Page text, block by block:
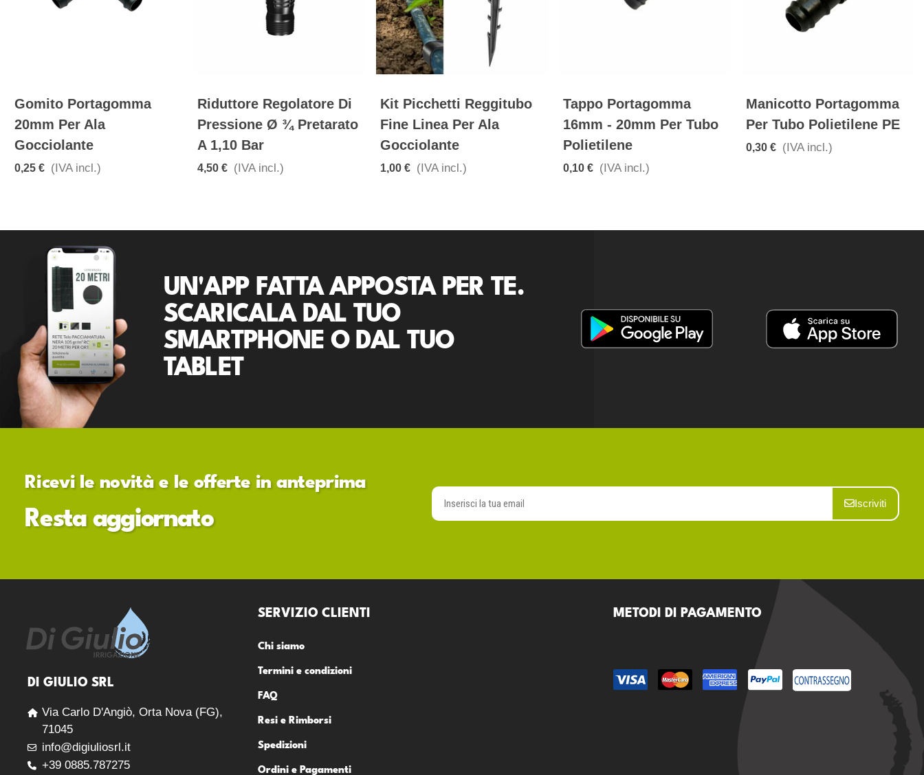
Gomito Portagomma
20mm Per Ala
Gocciolante
0,25 € (IVA incl.)
Riduttore Regolatore Di
Pressione Ø ¾ Pretarato
A 1,10 Bar
4,50 € (IVA incl.)
Kit Picchetti Reggitubo
Fine Linea Per Ala
Gocciolante
1,00 € (IVA incl.)
Tappo Portagomma
16mm - 20mm Per Tubo
Polietilene
0,10 € (IVA incl.)
Manicotto Portagomma
Per Tubo Polietilene PE
0,30 € (IVA incl.)
UN'APP FATTA APPOSTA PER TE.
SCARICALA DAL TUO
SMARTPHONE O DAL TUO
TABLET
Ricevi le novità e le offerte in anteprima
Resta aggiornato
Iscriviti
DI GIULIO SRL
Via Carlo D'Angiò, Orta Nova (FG),
71045
info@digiuliosrl.it
+39 0885.787275
SERVIZIO CLIENTI
Chi siamo
Termini e condizioni
FAQ
Resi e Rimborsi
Spedizioni
Ordini e Pagamenti
METODI DI PAGAMENTO